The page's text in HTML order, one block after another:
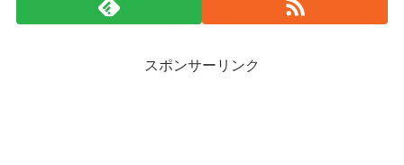
スポンサーリンク